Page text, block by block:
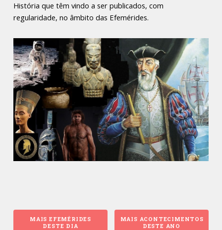
História que têm vindo a ser publicados, com
regularidade, no âmbito das Efemérides.
MAIS EFEMÉRIDES
DESTE DIA
MAIS ACONTECIMENTOS
DESTE ANO